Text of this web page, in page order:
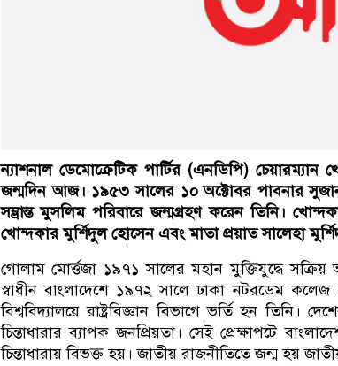
ন্যাশনাল ডেমোক্রেটিক পার্টির (এনডিপি)
জন্মদিন আজ। ১৯৫৩ সালের ১০ অক্টোবর পাবনার
সম্ভ্রান্ত মুসলিম পরিবারে জন্মগ্রহণ করেন তিনি।
খোন্দকার মুর্শিদুল হোসেন এবং মাতা প্রয়াত সালেহা
গোলাম মোর্ত্তজা ১৯৭১ সালের মহান মুক্তিযুদ্ধে সক্রিয়
স্বাধীন বাংলাদেশে ১৯৭২ সালে ঢাকা নটরডেম
বিশ্ববিদ্যালয়ে রাষ্ট্রবিজ্ঞান বিভাগে ভর্তি হন তিনি।
চিন্তাধারার ব্যাপক জনপ্রিয়তা। সেই প্রেক্ষাপটে
চিন্তাধারায় বিভক্ত হয়। জাতীয় রাজনীতিতে জন্ম হয়